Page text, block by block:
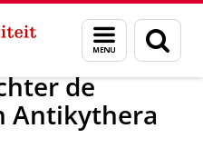
Menu
en
zoeken
Nieuwsberichten
de
Antikythera